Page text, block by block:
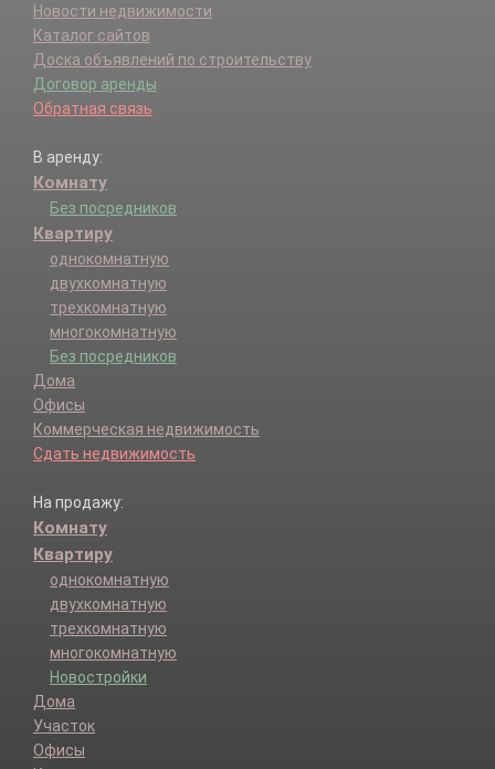
Новости недвижимости
Каталог сайтов
Доска объявлений по строительству
Договор аренды
Обратная связь
В аренду:
Комнату
Без посредников
Квартиру
однокомнатную
двухкомнатную
трехкомнатную
многокомнатную
Без посредников
Дома
Офисы
Коммерческая недвижимость
Сдать недвижимость
На продажу:
Комнату
Квартиру
однокомнатную
двухкомнатную
трехкомнатную
многокомнатную
Новостройки
Дома
Участок
Офисы